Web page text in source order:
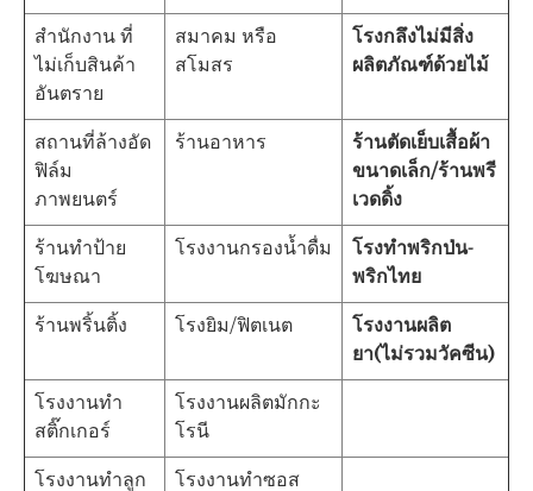
สำนักงาน ที่
ไม่เก็บสินค้า
อันตราย
สมาคม หรือ
สโมสร
โรงกลึงไม่มีสิ่ง
ผลิตภัณฑ์ด้วยไม้
สถานที่ล้างอัด
ฟิล์ม
ภาพยนตร์
ร้านอาหาร
ร้านตัดเย็บเสื้อผ้า
ขนาดเล็ก/ร้านพรี
เวดดิ้ง
ร้านทำป้าย
โฆษณา
โรงงานกรองน้ำดื่ม
โรงทำพริกป่น-
พริกไทย
ร้านพริ้นติ้ง โรงยิม/ฟิตเนต
โรงงานผลิต
ยา(ไม่รวมวัคซีน)
โรงงานทำ
สติ๊กเกอร์
โรงงานผลิตมักกะ
โรนี
โรงงานทำลูก โรงงานทำซอส